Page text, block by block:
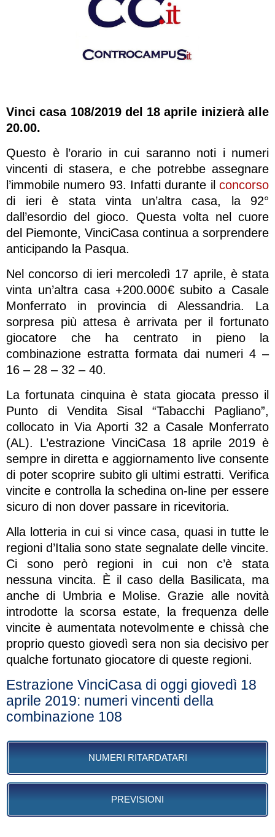
Vinci casa 108/2019 del 18 aprile inizierà alle
20.00.
Questo è l’orario in cui saranno noti i numeri
vincenti di stasera, e che potrebbe assegnare
l’immobile numero 93. Infatti durante il concorso
di ieri è stata vinta un’altra casa, la 92°
dall’esordio del gioco. Questa volta nel cuore
del Piemonte, VinciCasa continua a sorprendere
anticipando la Pasqua.
Nel concorso di ieri mercoledì 17 aprile, è stata
vinta un’altra casa +200.000€ subito a Casale
Monferrato in provincia di Alessandria. La
sorpresa più attesa è arrivata per il fortunato
giocatore che ha centrato in pieno la
combinazione estratta formata dai numeri 4 –
16 – 28 – 32 – 40.
La fortunata cinquina è stata giocata presso il
Punto di Vendita Sisal “Tabacchi Pagliano”,
collocato in Via Aporti 32 a Casale Monferrato
(AL). L’estrazione VinciCasa 18 aprile 2019 è
sempre in diretta e aggiornamento live consente
di poter scoprire subito gli ultimi estratti. Verifica
vincite e controlla la schedina on-line per essere
sicuro di non dover passare in ricevitoria.
Alla lotteria in cui si vince casa, quasi in tutte le
regioni d’Italia sono state segnalate delle vincite.
Ci sono però regioni in cui non c’è stata
nessuna vincita. È il caso della Basilicata, ma
anche di Umbria e Molise. Grazie alle novità
introdotte la scorsa estate, la frequenza delle
vincite è aumentata notevolmente e chissà che
proprio questo giovedì sera non sia decisivo per
qualche fortunato giocatore di queste regioni.
Estrazione VinciCasa di oggi giovedì 18
aprile 2019: numeri vincenti della
combinazione 108
NUMERI RITARDATARI
PREVISIONI